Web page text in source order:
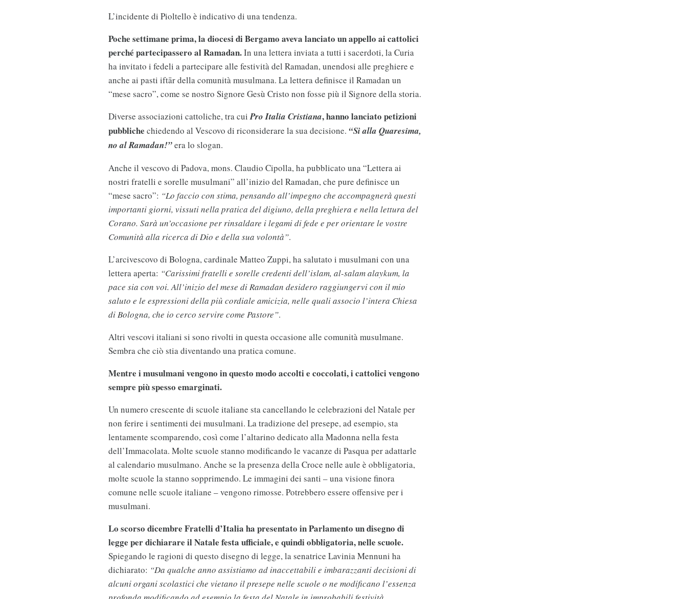
L’incidente di Pioltello è indicativo di una tendenza.
Poche settimane prima, la diocesi di Bergamo aveva lanciato un appello ai cattolici
perché partecipassero al Ramadan.In una lettera inviata a tutti i sacerdoti, la Curia
ha invitato i fedeli a partecipare alle festività del Ramadan, unendosi alle preghiere e
anche ai pasti iftār della comunità musulmana. La lettera definisce il Ramadan un
“mese sacro”, come se nostro Signore Gesù Cristo non fosse più il Signore della storia.
Diverse associazioni cattoliche, tra cuiPro Italia Cristiana, hanno lanciato petizioni
pubbliche chiedendo al Vescovo di riconsiderare la sua decisione. “Sì alla Quaresima,
no al Ramadan!”era lo slogan.
Anche il vescovo di Padova, mons. Claudio Cipolla, ha pubblicato una “Lettera ai
nostri fratelli e sorelle musulmani” all’inizio del Ramadan, che pure definisce un
“mese sacro”: “Lo faccio con stima, pensando all’impegno che accompagnerà questi
importanti giorni, vissuti nella pratica del digiuno, della preghiera e nella lettura del
Corano. Sarà un’occasione per rinsaldare i legami di fede e per orientare le vostre
Comunità alla ricerca di Dio e della sua volontà”.
L’arcivescovo di Bologna, cardinale Matteo Zuppi, ha salutato i musulmani con una
lettera aperta: “Carissimi fratelli e sorelle credenti dell’islam, al-salam alaykum, la
pace sia con voi. All’inizio del mese di Ramadan desidero raggiungervi con il mio
saluto e le espressioni della più cordiale amicizia, nelle quali associo l’intera Chiesa
di Bologna, che io cerco servire come Pastore”.
Altri vescovi italiani si sono rivolti in questa occasione alle comunità musulmane.
Sembra che ciò stia diventando una pratica comune.
Mentre i musulmani vengono in questo modo accolti e coccolati, i cattolici vengono
sempre più spesso emarginati.
Un numero crescente di scuole italiane sta cancellando le celebrazioni del Natale per
non ferire i sentimenti dei musulmani. La tradizione del presepe, ad esempio, sta
lentamente scomparendo, così come l’altarino dedicato alla Madonna nella festa
dell’Immacolata. Molte scuole stanno modificando le vacanze di Pasqua per adattarle
al calendario musulmano. Anche se la presenza della Croce nelle aule è obbligatoria,
molte scuole la stanno sopprimendo. Le immagini dei santi – una visione finora
comune nelle scuole italiane – vengono rimosse. Potrebbero essere offensive per i
musulmani.
Lo scorso dicembre Fratelli d’Italia ha presentato in Parlamento un disegno di
legge per dichiarare il Natale festa ufficiale, e quindi obbligatoria, nelle scuole.
Spiegando le ragioni di questo disegno di legge, la senatrice Lavinia Mennuni ha
dichiarato: “Da qualche anno assistiamo ad inaccettabili e imbarazzanti decisioni di
alcuni organi scolastici che vietano il presepe nelle scuole o ne modificano l’essenza